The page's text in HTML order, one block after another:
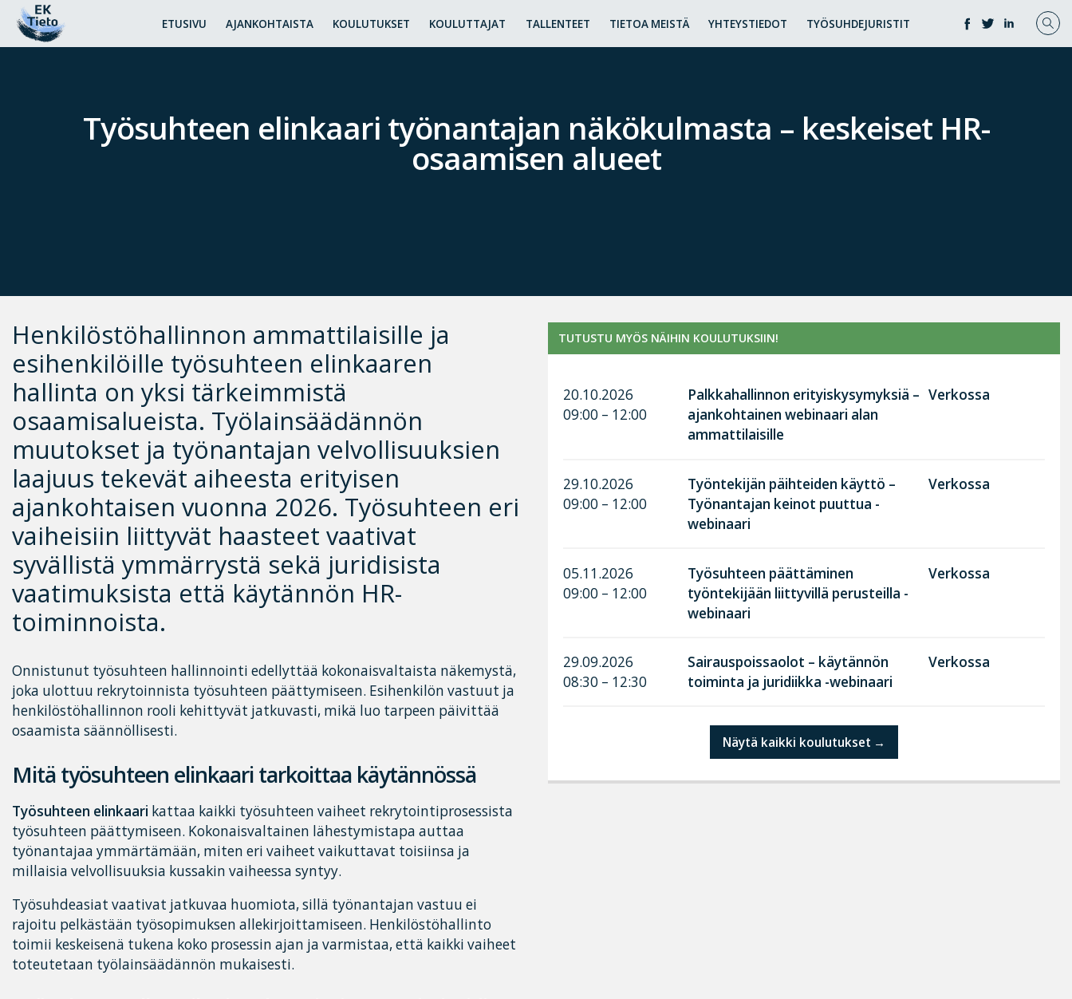
ETUSIVU AJANKOHTAISTA KOULUTUKSET KOULUTTAJAT TALLENTEET TIETOA MEISTÄ YHTEYSTIEDOT TYÖSUHDEJURISTIT
Työsuhteen elinkaari työnantajan näkökulmasta – keskeiset HR-
osaamisen alueet
Henkilöstöhallinnon ammattilaisille ja
esihenkilöille työsuhteen elinkaaren
hallinta on yksi tärkeimmistä
osaamisalueista. Työlainsäädännön
muutokset ja työnantajan velvollisuuksien
laajuus tekevät aiheesta erityisen
ajankohtaisen vuonna 2026. Työsuhteen eri
vaiheisiin liittyvät haasteet vaativat
syvällistä ymmärrystä sekä juridisista
vaatimuksista että käytännön HR-
toiminnoista.
Onnistunut työsuhteen hallinnointi edellyttää kokonaisvaltaista näkemystä,
joka ulottuu rekrytoinnista työsuhteen päättymiseen. Esihenkilön vastuut ja
henkilöstöhallinnon rooli kehittyvät jatkuvasti, mikä luo tarpeen päivittää
osaamista säännöllisesti.
Mitä työsuhteen elinkaari tarkoittaa käytännössä
Työsuhteen elinkaari kattaa kaikki työsuhteen vaiheet rekrytointiprosessista
työsuhteen päättymiseen. Kokonaisvaltainen lähestymistapa auttaa
työnantajaa ymmärtämään, miten eri vaiheet vaikuttavat toisiinsa ja
millaisia velvollisuuksia kussakin vaiheessa syntyy.
Työsuhdeasiat vaativat jatkuvaa huomiota, sillä työnantajan vastuu ei
rajoitu pelkästään työsopimuksen allekirjoittamiseen. Henkilöstöhallinto
toimii keskeisenä tukena koko prosessin ajan ja varmistaa, että kaikki vaiheet
toteutetaan työlainsäädännön mukaisesti.
TUTUSTU MYÖS NÄIHIN KOULUTUKSIIN!
20.10.2026
09:00 – 12:00
Palkkahallinnon erityiskysymyksiä –
ajankohtainen webinaari alan
ammattilaisille
Verkossa
29.10.2026
09:00 – 12:00
Työntekijän päihteiden käyttö –
Työnantajan keinot puuttua -
webinaari
Verkossa
05.11.2026
09:00 – 12:00
Työsuhteen päättäminen
työntekijään liittyvillä perusteilla -
webinaari
Verkossa
29.09.2026
08:30 – 12:30
Sairauspoissaolot – käytännön
toiminta ja juridiikka -webinaari
Verkossa
Näytä kaikki koulutukset